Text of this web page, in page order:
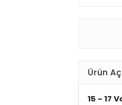
Ürün
15 - 17